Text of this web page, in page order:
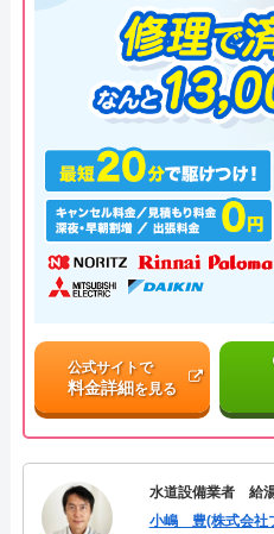
公式サイトで
料金詳細を見る
水道設備業者 給
小嶋 豊(株式会社